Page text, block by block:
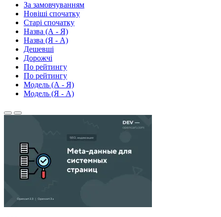
За замовчуванням
Новіші спочатку
Старі спочатку
Назва (А - Я)
Назва (Я - А)
Дешевші
Дорожчі
По рейтингу
По рейтингу
Модель (А - Я)
Модель (Я - А)